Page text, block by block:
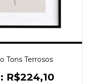
Tons Terrosos
R$224,10